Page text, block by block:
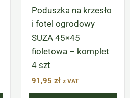
Poduszka na krzesło
i fotel ogrodowy
SUZA 45×45
fioletowa – komplet
4 szt
91,95 zł z VAT